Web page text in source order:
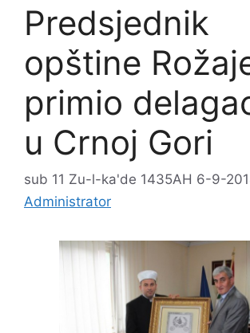
Predsjednik
opštine
primio
u Crnoj Gori
sub 11 Zu-l-ka'de 1435AH 6-9-
Administrator